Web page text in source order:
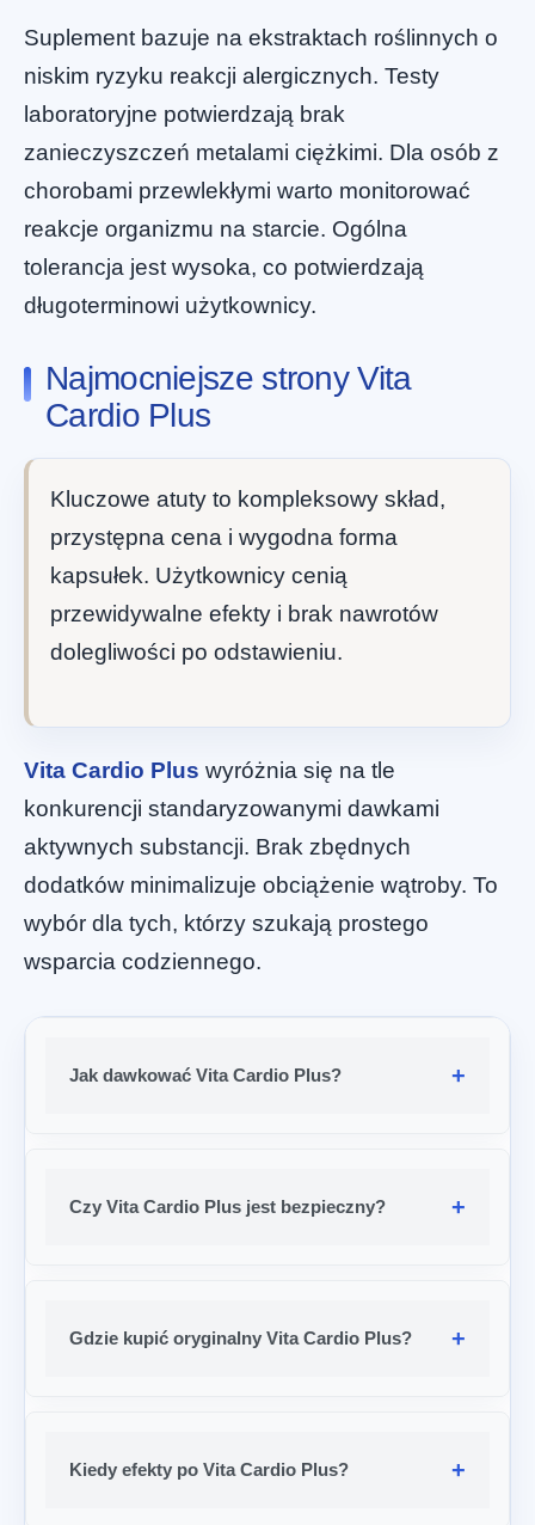
Suplement bazuje na ekstraktach roślinnych o
niskim ryzyku reakcji alergicznych. Testy
laboratoryjne potwierdzają brak
zanieczyszczeń metalami ciężkimi. Dla osób z
chorobami przewlekłymi warto monitorować
reakcje organizmu na starcie. Ogólna
tolerancja jest wysoka, co potwierdzają
długoterminowi użytkownicy.
Najmocniejsze strony Vita
Cardio Plus
Kluczowe atuty to kompleksowy skład,
przystępna cena i wygodna forma
kapsułek. Użytkownicy cenią
przewidywalne efekty i brak nawrotów
dolegliwości po odstawieniu.
Vita Cardio Plus wyróżnia się na tle
konkurencji standaryzowanymi dawkami
aktywnych substancji. Brak zbędnych
dodatków minimalizuje obciążenie wątroby. To
wybór dla tych, którzy szukają prostego
wsparcia codziennego.
Jak dawkować Vita Cardio Plus?
Czy Vita Cardio Plus jest bezpieczny?
Gdzie kupić oryginalny Vita Cardio Plus?
Kiedy efekty po Vita Cardio Plus?